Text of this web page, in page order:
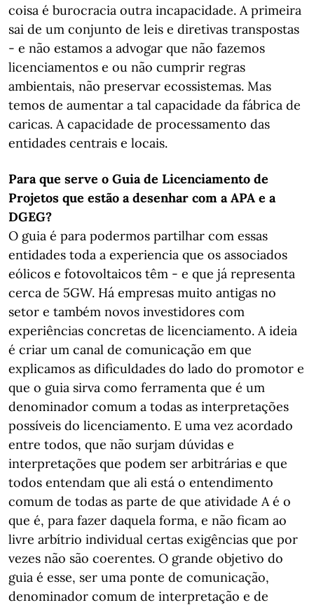
coisa é burocracia outra incapacidade. A primeira
sai de um conjunto de leis e diretivas transpostas
- e não estamos a advogar que não fazemos
licenciamentos e ou não cumprir regras
ambientais, não preservar ecossistemas. Mas
temos de aumentar a tal capacidade da fábrica de
caricas. A capacidade de processamento das
entidades centrais e locais.
Para que serve o Guia de Licenciamento de
Projetos que estão a desenhar com a APA e a
DGEG?
O guia é para podermos partilhar com essas
entidades toda a experiencia que os associados
eólicos e fotovoltaicos têm - e que já representa
cerca de 5GW. Há empresas muito antigas no
setor e também novos investidores com
experiências concretas de licenciamento. A ideia
é criar um canal de comunicação em que
explicamos as dificuldades do lado do promotor e
que o guia sirva como ferramenta que é um
denominador comum a todas as interpretações
possíveis do licenciamento. E uma vez acordado
entre todos, que não surjam dúvidas e
interpretações que podem ser arbitrárias e que
todos entendam que ali está o entendimento
comum de todas as parte de que atividade A é o
que é, para fazer daquela forma, e não ficam ao
livre arbítrio individual certas exigências que por
vezes não são coerentes. O grande objetivo do
guia é esse, ser uma ponte de comunicação,
denominador comum de interpretação e de